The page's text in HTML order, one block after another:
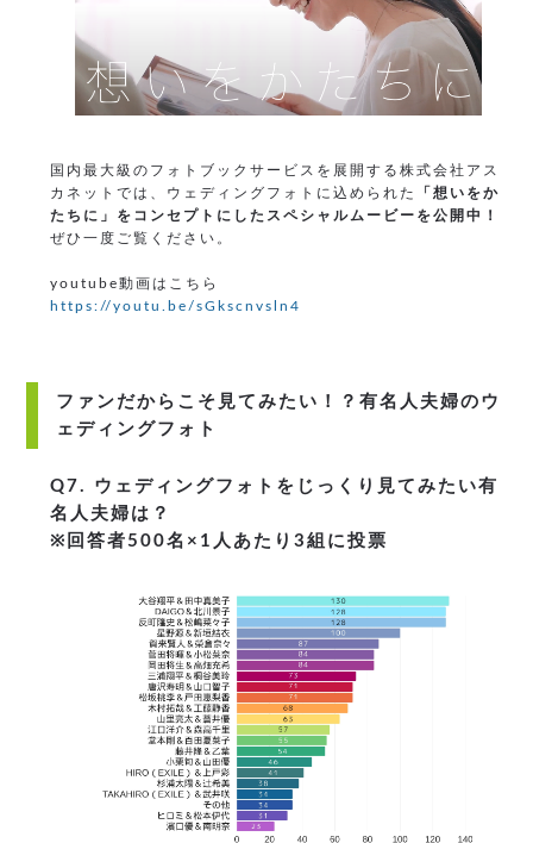
国内最大級のフォトブックサービスを展開する株式会社アス
カネットでは、ウェディングフォトに込められた
「想いをか
たちに」をコンセプトにしたスペシャルムービーを公開中！
ぜひ一度ご覧ください。
youtube動画はこちら
https://youtu.be/sGkscnvsln4
ファンだからこそ見てみたい！？有名人夫婦のウ
ェディングフォト
Q7. ウェディングフォトをじっくり見てみたい有
名人夫婦は？
※回答者500名×1人あたり3組に投票